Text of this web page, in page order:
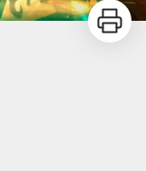
Imprimer